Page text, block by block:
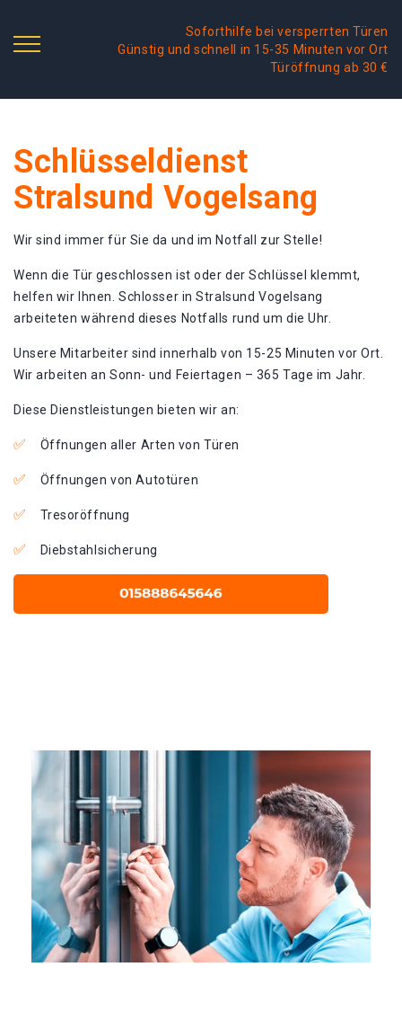
Soforthilfe bei versperrten Türen
Günstig und schnell in 15-35 Minuten vor Ort
Türöffnung ab 30 €
Schlüsseldienst
Stralsund Vogelsang
Wir sind immer für Sie da und im Notfall zur Stelle!
Wenn die Tür geschlossen ist oder der Schlüssel klemmt,
helfen wir Ihnen. Schlosser in Stralsund Vogelsang
arbeiteten während dieses Notfalls rund um die Uhr.
Unsere Mitarbeiter sind innerhalb von 15-25 Minuten vor Ort.
Wir arbeiten an Sonn- und Feiertagen – 365 Tage im Jahr.
Diese Dienstleistungen bieten wir an:
Öffnungen aller Arten von Türen
Öffnungen von Autotüren
Tresoröffnung
Diebstahlsicherung